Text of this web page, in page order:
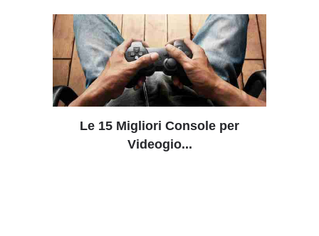
Le 15 Migliori Console per
Videogio...